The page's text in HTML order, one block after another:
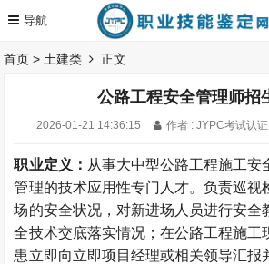
首页 > 土建类 正文
公路工程安全管理师招
2026-01-21 14:36:15 作者 : JYPC考试认证
职业定义： 从事大中型公路工程施工安
管理的技术应用性专门人才。负责巡视
场的安全状况，对新进场人员进行安全
全技术交底落实情况；在公路工程施工
患立即向立即项目经理或相关领导汇报